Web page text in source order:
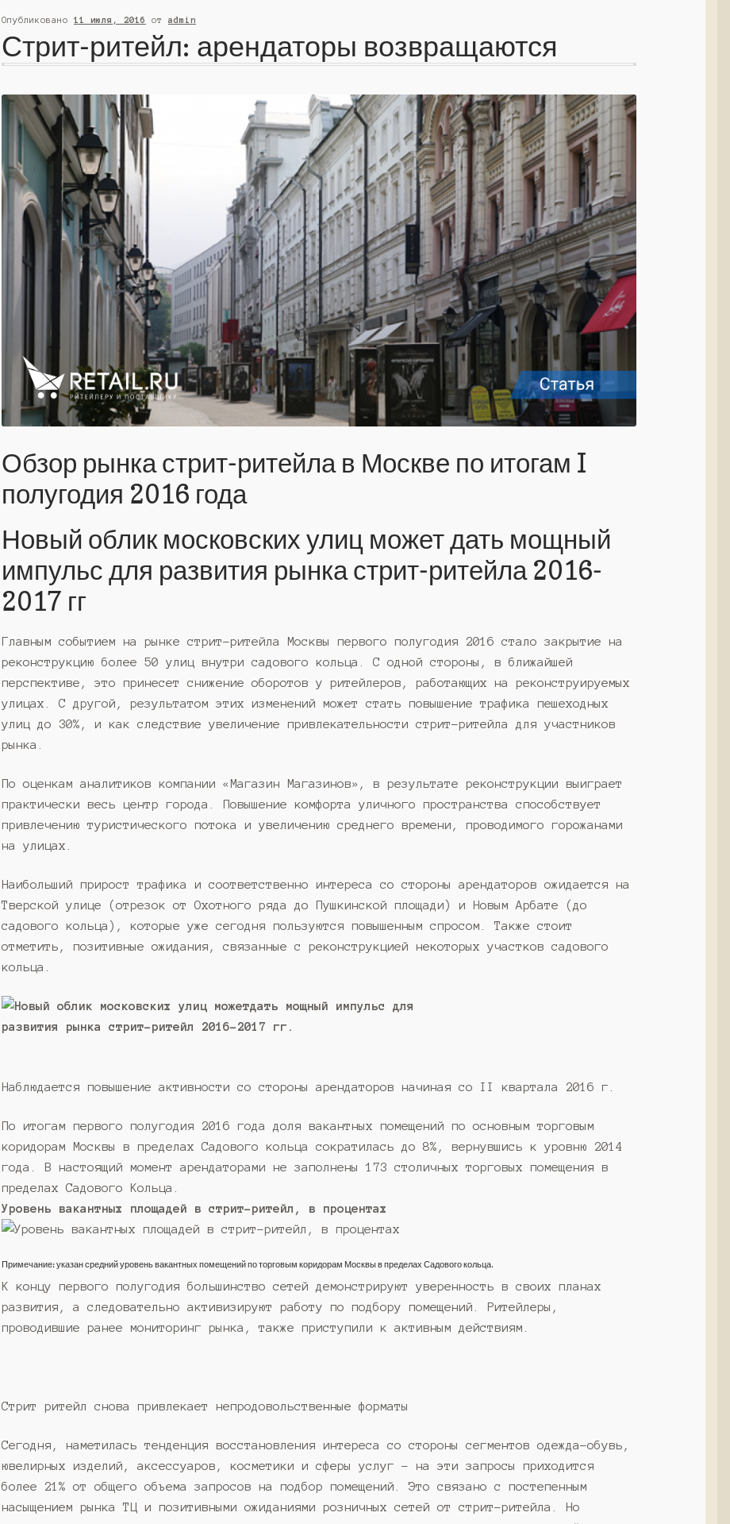
Опубликовано 11 июля, 2016 от admin
Стрит-ритейл: арендаторы возвращаются
Обзор рынка стрит-ритейла в Москве по итогам I
полугодия 2016 года
Новый облик московских улиц может дать мощный
импульс для развития рынка стрит-ритейла 2016-
2017 гг
Главным событием на рынке стрит-ритейла Москвы первого полугодия 2016 стало закрытие на
реконструкцию более 50 улиц внутри садового кольца. С одной стороны, в ближайшей
перспективе, это принесет снижение оборотов у ритейлеров, работающих на реконструируемых
улицах. С другой, результатом этих изменений может стать повышение трафика пешеходных
улиц до 30%, и как следствие увеличение привлекательности стрит-ритейла для участников
рынка.
По оценкам аналитиков компании «Магазин Магазинов», в результате реконструкции выиграет
практически весь центр города. Повышение комфорта уличного пространства способствует
привлечению туристического потока и увеличению среднего времени, проводимого горожанами
на улицах.
Наибольший прирост трафика и соответственно интереса со стороны арендаторов ожидается на
Тверской улице (отрезок от Охотного ряда до Пушкинской площади) и Новым Арбате (до
садового кольца), которые уже сегодня пользуются повышенным спросом. Также стоит
отметить, позитивные ожидания, связанные с реконструкцией некоторых участков садового
кольца.
Наблюдается повышение активности со стороны арендаторов начиная со II квартала 2016 г.
По итогам первого полугодия 2016 года доля вакантных помещений по основным торговым
коридорам Москвы в пределах Садового кольца сократилась до 8%, вернувшись к уровню 2014
года. В настоящий момент арендаторами не заполнены 173 столичных торговых помещения в
пределах Садового Кольца.
Уровень вакантных площадей в стрит-ритейл, в процентах
Примечание: указан средний уровень вакантных помещений по торговым коридорам Москвы в пределах Садового кольца.
К концу первого полугодия большинство сетей демонстрируют уверенность в своих планах
развития, а следовательно активизируют работу по подбору помещений. Ритейлеры,
проводившие ранее мониторинг рынка, также приступили к активным действиям.
Стрит ритейл снова привлекает непродовольственные форматы
Сегодня, наметилась тенденция восстановления интереса со стороны сегментов одежда-обувь,
ювелирных изделий, аксессуаров, косметики и сферы услуг – на эти запросы приходится
более 21% от общего объема запросов на подбор помещений. Это связано с постепенным
насыщением рынка ТЦ и позитивными ожиданиями розничных сетей от стрит-ритейла. Но